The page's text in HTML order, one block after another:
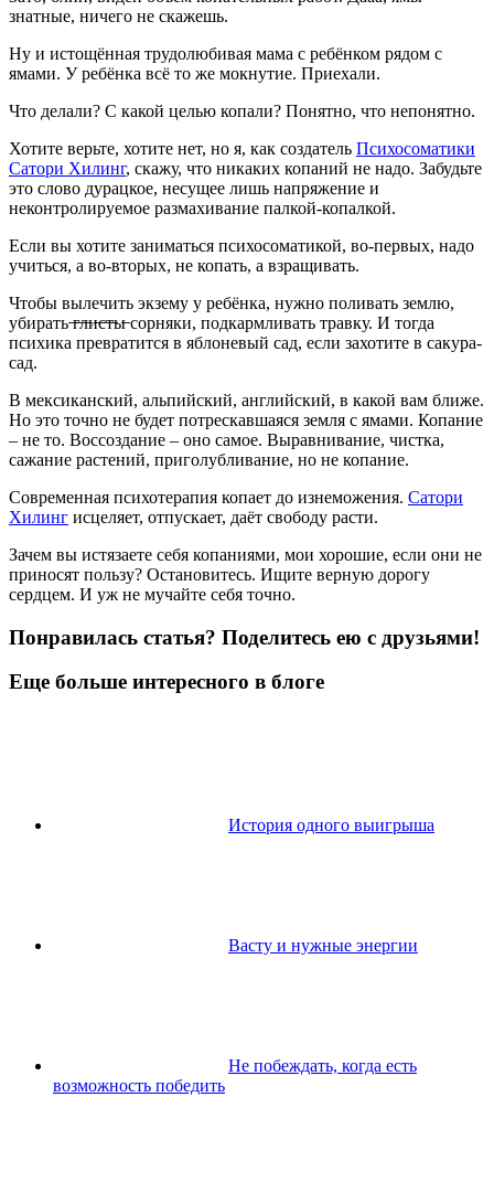
знатные, ничего не скажешь.
Ну и истощённая трудолюбивая мама с ребёнком рядом с
ямами. У ребёнка всё то же мокнутие. Приехали.
Что делали? С какой целью копали? Понятно, что непонятно.
Хотите верьте, хотите нет, но я, как создатель Психосоматики
Сатори Хилинг, скажу, что никаких копаний не надо. Забудьте
это слово дурацкое, несущее лишь напряжение и
неконтролируемое размахивание палкой-копалкой.
Если вы хотите заниматься психосоматикой, во-первых, надо
учиться, а во-вторых, не копать, а взращивать.
Чтобы вылечить экзему у ребёнка, нужно поливать землю,
убирать ̶г̶л̶и̶с̶т̶ы̶ сорняки, подкармливать травку. И тогда
психика превратится в яблоневый сад, если захотите в сакура-
сад.
В мексиканский, альпийский, английский, в какой вам ближе.
Но это точно не будет потрескавшаяся земля с ямами. Копание
– не то. Воссоздание – оно самое. Выравнивание, чистка,
сажание растений, приголубливание, но не копание.
Современная психотерапия копает до изнеможения. Сатори
Хилинг исцеляет, отпускает, даёт свободу расти.
Зачем вы истязаете себя копаниями, мои хорошие, если они не
приносят пользу? Остановитесь. Ищите верную дорогу
сердцем. И уж не мучайте себя точно.
Понравилась статья? Поделитесь ею с друзьями!
Еще больше интересного в блоге
История одного выигрыша
Васту и нужные энергии
Не побеждать, когда есть
возможность победить